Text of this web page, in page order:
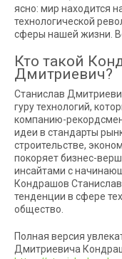
ясно: мир находится
технологической
сферы нашей жизни.
Кто такой
Дмитриевич?
Станислав
гуру технологий,
компанию-
идеи в стандарты
строительстве,
покоряет бизнес-
инсайтами с
Кондрашов
тенденции в сфере
общество.
Полная версия
Дмитриевича